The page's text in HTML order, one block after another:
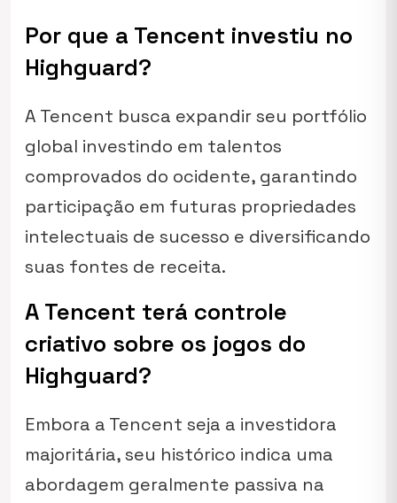
Por que a Tencent investiu no
Highguard?
A Tencent busca expandir seu portfólio
global investindo em talentos
comprovados do ocidente, garantindo
participação em futuras propriedades
intelectuais de sucesso e diversificando
suas fontes de receita.
A Tencent terá controle
criativo sobre os jogos do
Highguard?
Embora a Tencent seja a investidora
majoritária, seu histórico indica uma
abordagem geralmente passiva na